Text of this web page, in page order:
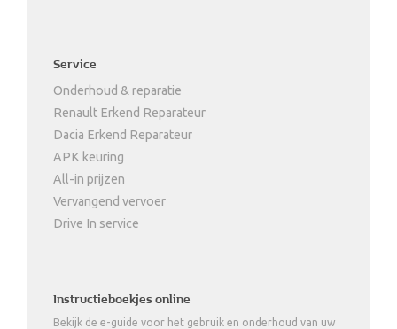
Service
Onderhoud & reparatie
Renault Erkend Reparateur
Dacia Erkend Reparateur
APK keuring
All-in prijzen
Vervangend vervoer
Drive In service
Instructieboekjes online
Bekijk de e-guide voor het gebruik en onderhoud van uw